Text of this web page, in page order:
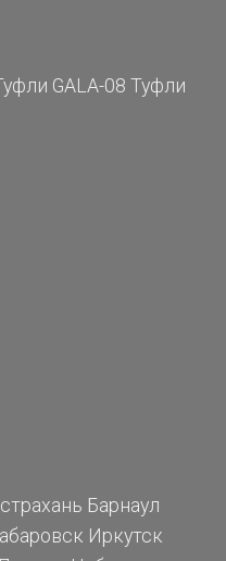
GALA-08 Туфли
Барнаул
Иркутск